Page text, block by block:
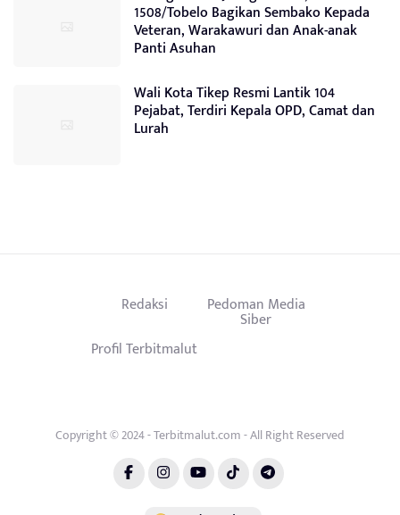
1508/Tobelo Bagikan Sembako Kepada
Veteran, Warakawuri dan Anak-anak
Panti Asuhan
Wali Kota Tikep Resmi Lantik 104
Pejabat, Terdiri Kepala OPD, Camat dan
Lurah
Redaksi Pedoman Media
Siber
Profil Terbitmalut
Copyright © 2024 - Terbitmalut.com - All Right Reserved